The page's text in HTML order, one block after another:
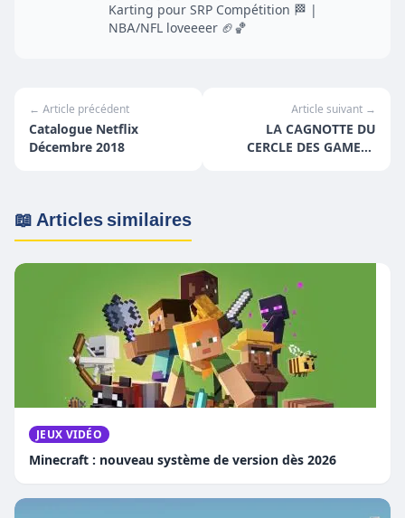
Karting pour SRP Compétition 🏁 |
NBA/NFL loveeeer 🏈🏀
← Article précédent
Catalogue Netflix
Décembre 2018
Article suivant →
LA CAGNOTTE DU
CERCLE DES GAMERS
📖 Articles similaires
JEUX VIDÉO
Minecraft : nouveau système de version dès 2026